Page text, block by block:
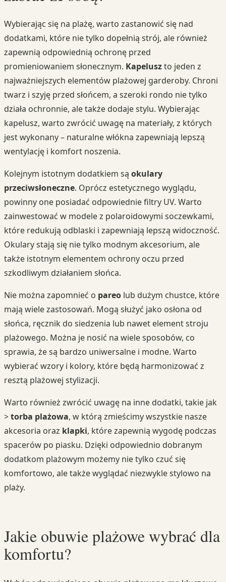
Wybierając się na plażę, warto zastanowić się nad
dodatkami, które nie tylko dopełnią strój, ale również
zapewnią odpowiednią ochronę przed
promieniowaniem słonecznym. Kapeluszto jeden z
najważniejszych elementów plażowej garderoby. Chroni
twarz i szyję przed słońcem, a szeroki rondo nie tylko
działa ochronnie, ale także dodaje stylu. Wybierając
kapelusz, warto zwrócić uwagę na materiały, z których
jest wykonany – naturalne włókna zapewniają lepszą
wentylację i komfort noszenia.
Kolejnym istotnym dodatkiem są okulary
przeciwsłoneczne. Oprócz estetycznego wyglądu,
powinny one posiadać odpowiednie filtry UV. Warto
zainwestować w modele z polaroidowymi soczewkami,
które redukują odblaski i zapewniają lepszą widoczność.
Okulary stają się nie tylko modnym akcesorium, ale
także istotnym elementem ochrony oczu przed
szkodliwym działaniem słońca.
Nie można zapomnieć o pareo lub dużym chustce, które
mają wiele zastosowań. Mogą służyć jako osłona od
słońca, ręcznik do siedzenia lub nawet element stroju
plażowego. Można je nosić na wiele sposobów, co
sprawia, że są bardzo uniwersalne i modne. Warto
wybierać wzory i kolory, które będą harmonizować z
resztą plażowej stylizacji.
Warto również zwrócić uwagę na inne dodatki, takie jak
>torba plażowa, w którą zmieścimy wszystkie nasze
akcesoria oraz klapki, które zapewnią wygodę podczas
spacerów po piasku. Dzięki odpowiednio dobranym
dodatkom plażowym możemy nie tylko czuć się
komfortowo, ale także wyglądać niezwykle stylowo na
plaży.
Jakie obuwie plażowe wybrać dla
komfortu?